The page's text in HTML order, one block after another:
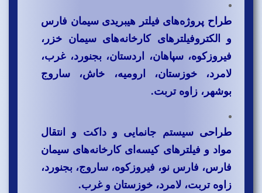
طراح پروژه‌های فیلتر هیبریدی سیمان فارس
و الکتروفیلترهای کارخانه‌های سیمان خزر،
فیروزکوه، سپاهان، اردستان، بجنورد، غرب،
لامرد، خوزستان، ارومیه، خاش، ساروج
بوشهر، زاوه تربت.
طراحی سیستم جانمایی و داکت و انتقال
مواد و فیلترهای کیسه‌ای کارخانه‌های سیمان
فارس، فارس نو، فیروزکوه، ساروج، بجنورد،
زاوه تربت، لامرد، خوزستان و غرب.